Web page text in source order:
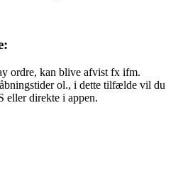
ordre, kan blive afvist fx ifm.
ol., i dette tilfælde vil du
eller direkte i appen.